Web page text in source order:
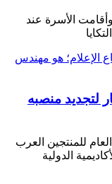
الأسرة عند
لتجديد منصبه
للمنتجين العرب
الدولية